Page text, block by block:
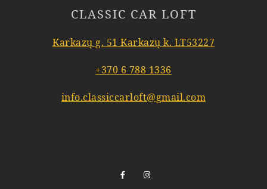
CLASSIC CAR LOFT
Karkazų g. 51 Karkazų k. LT53227
+370 6 788 1336
info.classiccarloft@gmail.com